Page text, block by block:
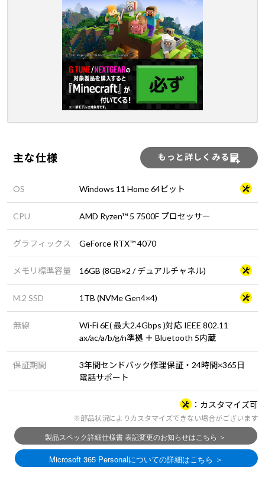
主な仕様 もっと詳しくみる
OS Windows 11 Home 64ビット
CPU AMD Ryzen™ 5 7500F プロセッサー
グラフィックス GeForce RTX™ 4070
メモリ標準容量 16GB (8GB×2 / デュアルチャネル)
M.2 SSD 1TB (NVMe Gen4×4)
無線
Wi-Fi 6E( 最大2.4Gbps )対応 IEEE 802.11
ax/ac/a/b/g/n準拠 ＋ Bluetooth 5内蔵
保証期間
3年間センドバック修理保証・24時間×365日
電話サポート
カスタマイズ可
※部品状況によりカスタマイズできない場合がございます